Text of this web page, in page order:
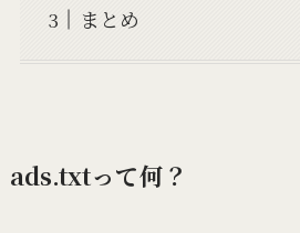
まとめ
ads.txtって何？